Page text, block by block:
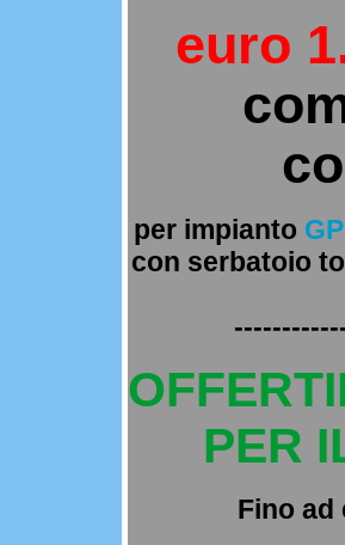
euro
per impianto
con serbatoio
PER
Fino ad